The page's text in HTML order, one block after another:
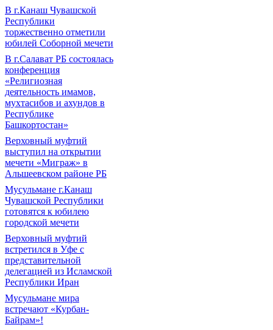
В г.Канаш Чувашской
Республики
торжественно отметили
юбилей Соборной мечети
В г.Салават РБ состоялась
конференция
«Религиозная
деятельность имамов,
мухтасибов и ахундов в
Республике
Башкортостан»
Верховный муфтий
выступил на открытии
мечети «Миграж» в
Альшеевском районе РБ
Мусульмане г.Канаш
Чувашской Республики
готовятся к юбилею
городской мечети
Верховный муфтий
встретился в Уфе с
представительной
делегацией из Исламской
Республики Иран
Мусульмане мира
встречают «Курбан-
Байрам»!